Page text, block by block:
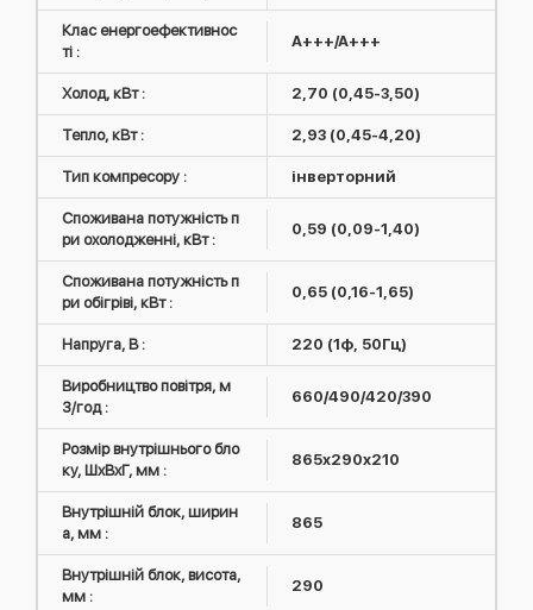
Клас енергоефективнос
ті :
A+++/A+++
Холод, кВт : 2,70 (0,45-3,50)
Тепло, кВт : 2,93 (0,45-4,20)
Тип компресору : інверторний
Споживана потужність п
ри охолодженні, кВт :
0,59 (0,09-1,40)
Споживана потужність п
ри обігріві, кВт :
0,65 (0,16-1,65)
Напруга, В : 220 (1ф, 50Гц)
Виробництво повітря, м
3/год :
660/490/420/390
Розмір внутрішнього бло
ку, ШxВxГ, мм :
865x290x210
Внутрішній блок, ширин
а, мм :
865
Внутрішній блок, висота,
мм :
290